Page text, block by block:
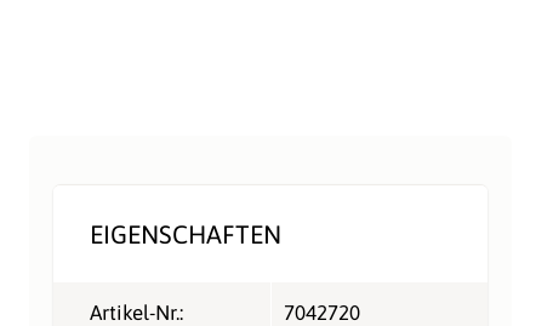
EIGENSCHAFTEN
Artikel-Nr.: 7042720